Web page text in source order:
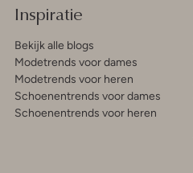
Inspiratie
Bekijk alle blogs
Modetrends voor dames
Modetrends voor heren
Schoenentrends voor dames
Schoenentrends voor heren